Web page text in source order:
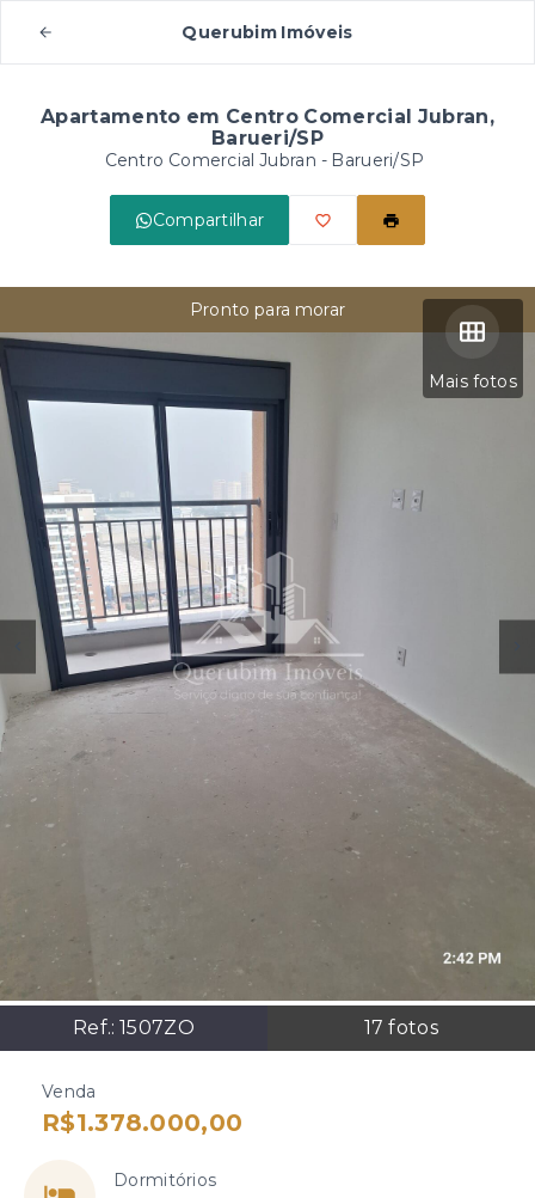
Querubim Imóveis
Apartamento em Centro Comercial Jubran,
Barueri/SP
Centro Comercial Jubran - Barueri/SP
Compartilhar
Mais fotos
Ref.:1507ZO 17 fotos
Pronto para morar
Venda
R$1.378.000,00
Dormitórios